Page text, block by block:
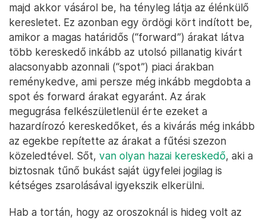
majd akkor vásárol be, ha tényleg látja az élénkülő
keresletet. Ez azonban egy ördögi kört indított be,
amikor a magas határidős (“forward”) árakat látva
több kereskedő inkább az utolsó pillanatig kivárt
alacsonyabb azonnali (“spot”) piaci árakban
reménykedve, ami persze még inkább megdobta a
spot és forward árakat egyaránt. Az árak
megugrása felkészületlenül érte ezeket a
hazardírozó kereskedőket, és a kivárás még inkább
az egekbe repítette az árakat a fűtési szezon
közeledtével. Sőt, van olyan hazai kereskedő, aki a
biztosnak tűnő bukást saját ügyfelei jogilag is
kétséges zsarolásával igyekszik elkerülni.
Hab a tortán, hogy az oroszoknál is hideg volt az